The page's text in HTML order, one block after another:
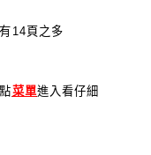
14頁之多
菜單進入看仔細